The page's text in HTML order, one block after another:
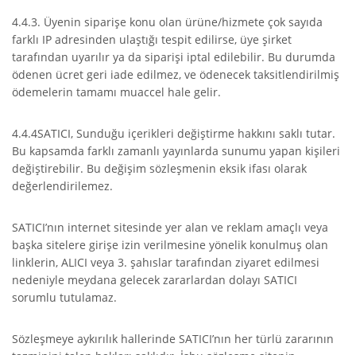
4.4.3. Üyenin siparişe konu olan ürüne/hizmete çok sayıda
farklı IP adresinden ulaştığı tespit edilirse, üye şirket
tarafından uyarılır ya da siparişi iptal edilebilir. Bu durumda
ödenen ücret geri iade edilmez, ve ödenecek taksitlendirilmiş
ödemelerin tamamı muaccel hale gelir.
4.4.4SATICI, Sunduğu içerikleri değiştirme hakkını saklı tutar.
Bu kapsamda farklı zamanlı yayınlarda sunumu yapan kişileri
değiştirebilir. Bu değişim sözleşmenin eksik ifası olarak
değerlendirilemez.
SATICI’nın internet sitesinde yer alan ve reklam amaçlı veya
başka sitelere girişe izin verilmesine yönelik konulmuş olan
linklerin, ALICI veya 3. şahıslar tarafından ziyaret edilmesi
nedeniyle meydana gelecek zararlardan dolayı SATICI
sorumlu tutulamaz.
Sözleşmeye aykırılık hallerinde SATICI’nın her türlü zararının